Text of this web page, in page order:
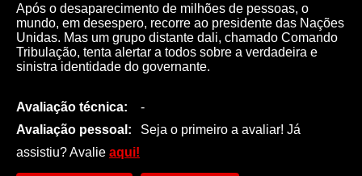
Após o desaparecimento de milhões de pessoas, o
mundo, em desespero, recorre ao presidente das Nações
Unidas. Mas um grupo distante dali, chamado Comando
Tribulação, tenta alertar a todos sobre a verdadeira e
sinistra identidade do governante.
Avaliação técnica:
-
Avaliação pessoal:
Seja o primeiro a avaliar! Já
assistiu? Avalie aqui!